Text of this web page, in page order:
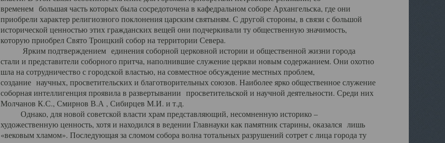
временем большая часть которых была сосредоточена в кафедральном соборе Архангельска, где они
приобрели характер религиозного поклонения царским святыням. С другой стороны, в связи с большой
исторической ценностью этих гражданских вещей они подчеркивали ту общественную значимость,
которую приобрел Свято Троицкий собор на территории Севера.
Ярким подтверждением единения соборной церковной истории и общественной жизни города
стали и представители соборного притча, наполнившие служение церкви новым содержанием. Они охотно
шла на сотрудничество с городской властью, на совместное обсуждение местных проблем,
создание научных, просветительских и благотворительных союзов. Наиболее ярко общественное служение
соборная интеллигенция проявила в развертывании просветительской и научной деятельности. Среди них
Молчанов К.С., Смирнов В.А , Сибирцев М.И. и т.д.
Однако, для новой советской власти храм представляющий, несомненную историко –
художественную ценность, хотя и находился в ведении Главнауки как памятник старины, оказался лишь
«вековым хламом». Последующая за сломом собора волна тотальных разрушений сотрет с лица города ту